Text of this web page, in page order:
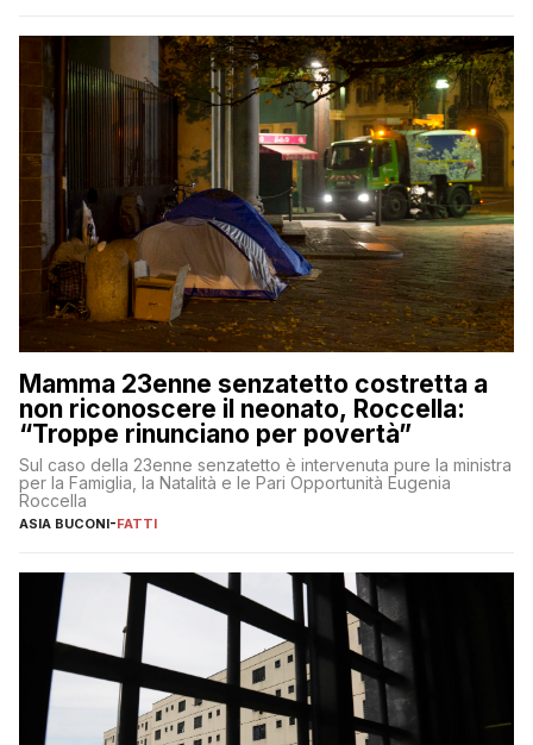
Mamma 23enne senzatetto costretta a
non riconoscere il neonato, Roccella:
“Troppe rinunciano per povertà”
Sul caso della 23enne senzatetto è intervenuta pure la ministra
per la Famiglia, la Natalità e le Pari Opportunità Eugenia
Roccella
ASIA BUCONI-FATTI